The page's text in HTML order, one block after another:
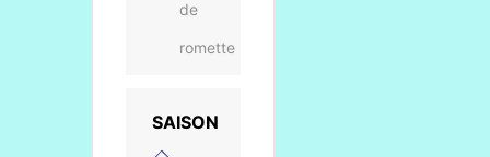
de
romette
SAISON